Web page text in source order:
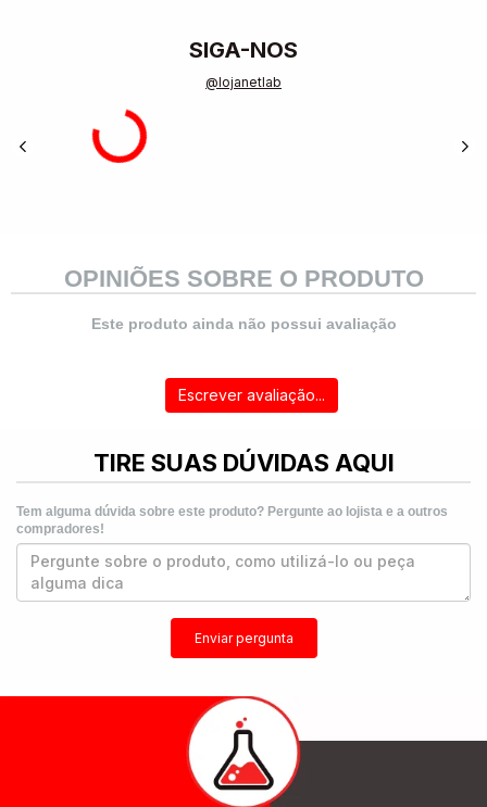
SIGA-NOS
@lojanetlab
OPINIÕES SOBRE O PRODUTO
Este produto ainda não possui avaliação
Escrever avaliação...
TIRE SUAS DÚVIDAS AQUI
Tem alguma dúvida sobre este produto? Pergunte ao lojista e a outros
compradores!
Enviar pergunta